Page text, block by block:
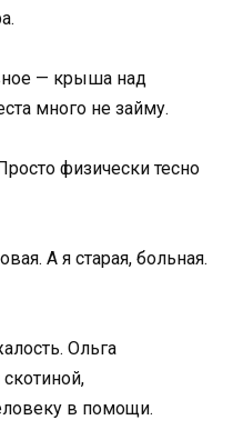
— крыша над
много не займу.
физически тесно
А я старая, больная.
Ольга
в помощи.